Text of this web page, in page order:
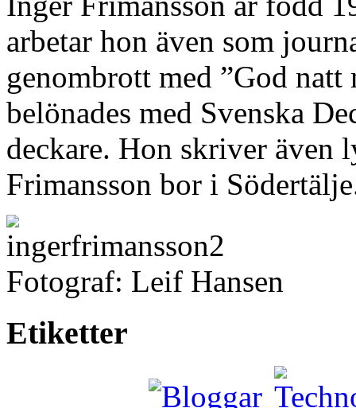
arbetar hon även som
genombrott med ”God natt
belönades med Svenska
deckare. Hon skriver även
Frimansson bor i
Fotograf: Leif Hansen
Etiketter